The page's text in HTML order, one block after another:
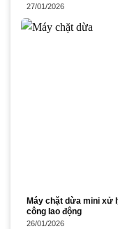
27/01/2026
Máy chặt dừa mini xử
công lao động
26/01/2026